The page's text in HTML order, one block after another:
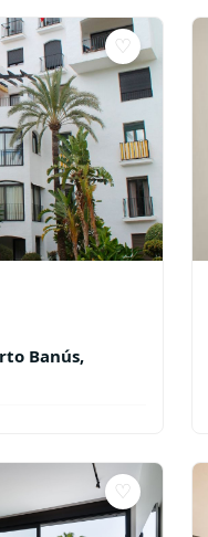
♡
Banús,
♡